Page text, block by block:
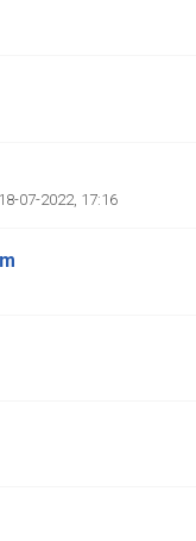
18-07-2022, 17:16